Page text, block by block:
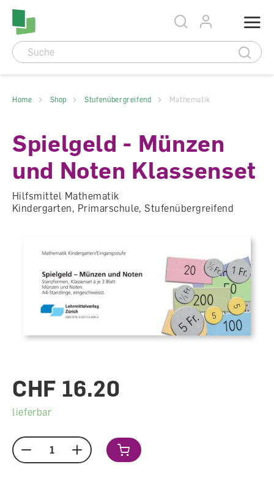
Accesskey Navigation
Seitenanfang
Direkt
Hauptnavigation
Direkt
zum
Hauptinhalt
Direkt
zum
Direkt
Home Shop Stufenübergreifend Mathematik
Spielgeld - Münzen
und Noten Klassenset
Hilfsmittel Mathematik
Kindergarten, Primarschule, Stufenübergreifend
CHF 16.20
lieferbar
Menge